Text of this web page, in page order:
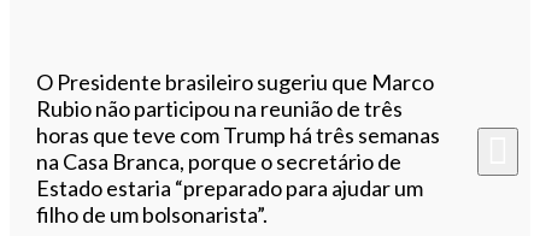
O Presidente brasileiro sugeriu que Marco
Rubio não participou na reunião de três
horas que teve com Trump há três semanas
na Casa Branca, porque o secretário de
Estado estaria “preparado para ajudar um
filho de um bolsonarista”.